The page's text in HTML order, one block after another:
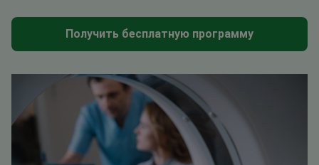
Получить бесплатную программу